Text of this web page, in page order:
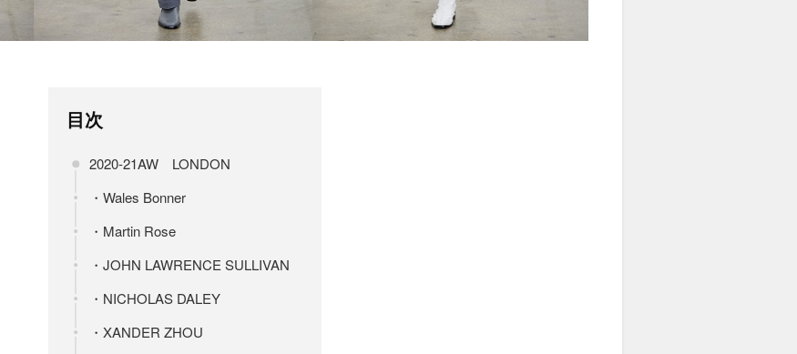
目次
2020-21AW LONDON
・Wales Bonner
・Martin Rose
・JOHN LAWRENCE SULLIVAN
・NICHOLAS DALEY
・XANDER ZHOU